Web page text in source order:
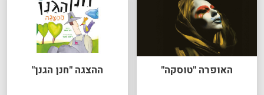
האופרה "טוסקה" ההצגה "חנן הגנן"